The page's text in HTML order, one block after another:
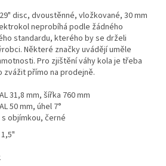
29" disc, dvoustěnné, vložkované, 30 mm
neprobíhá podle žádného
standardu, kterého by se drželi
Některé značky uvádějí uměle
Pro zjištění váhy kola je třeba
zvážit přímo na prodejně.
31,8 mm, šířka 760 mm
50 mm, úhel 7°
s objímkou, černé
1,5"